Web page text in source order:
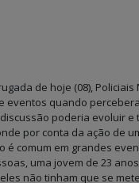
de hoje (08),
eventos quando
poderia evoluir
por conta da ação de
é comum em grandes
uma jovem de 23
não tinham que se